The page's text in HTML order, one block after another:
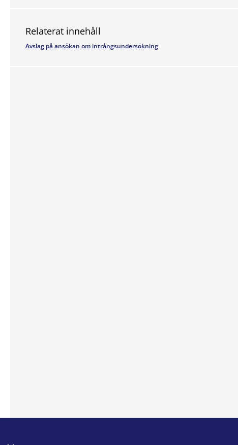
Relaterat innehåll
Avslag på ansökan om intrångsundersökning